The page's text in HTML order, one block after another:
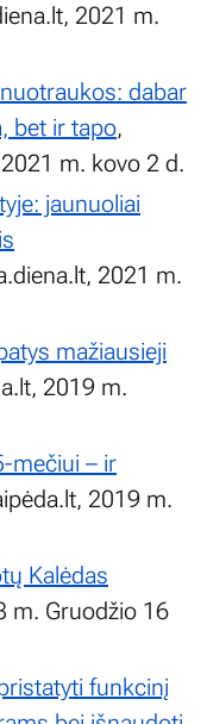
2021 m.
dabar
bet ir tapo,
m. kovo 2 d.
jaunuoliai
2021 m.
mažiausieji
2019 m.
mečiui – ir
2019 m.
Kalėdas
m. Gruodžio 16
funkcinį